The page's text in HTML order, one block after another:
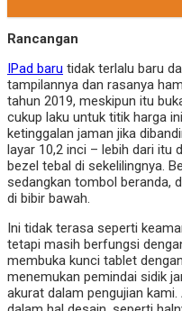
Rancangan
IPad baru tidak terlalu baru
tampilannya dan rasanya
tahun 2019, meskipun itu
cukup laku untuk titik harga
ketinggalan jaman jika
layar 10,2 inci – lebih dari itu
bezel tebal di sekelilingnya.
sedangkan tombol beranda,
di bibir bawah.
Ini tidak terasa seperti
tetapi masih berfungsi
membuka kunci tablet
menemukan pemindai sidik
akurat dalam pengujian